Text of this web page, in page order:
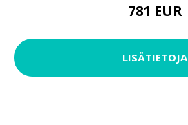
781 EUR
LISÄTIETOJA